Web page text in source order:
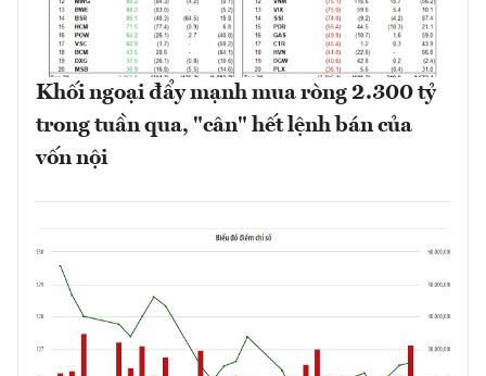
Khối ngoại đẩy mạnh mua ròng 2.300 tỷ
trong tuần qua, "cân" hết lệnh bán của
vốn nội